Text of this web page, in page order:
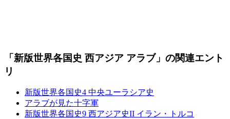
「新版世界各国史 西アジア アラブ」の関連エント
リ
新版世界各国史4 中央ユーラシア史
アラブが見た十字軍
新版世界各国史9 西アジア史II イラン・トルコ